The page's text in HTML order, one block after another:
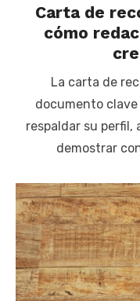
Carta de
cómo
La carta de
documento
respaldar su perfil,
demostrar